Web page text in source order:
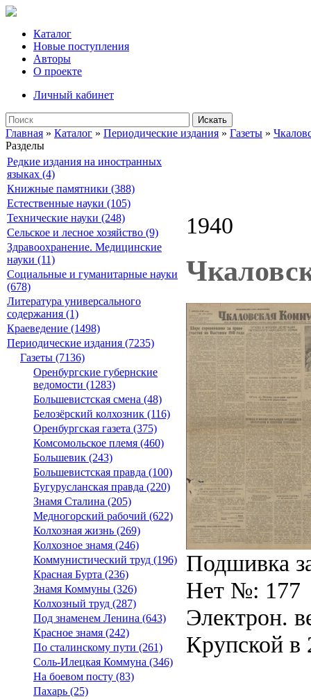
Каталог
Новые поступления
Авторы
О проекте
Личный кабинет
Искать
Главная » Каталог » Периодические издания » Газеты »
Разделы
Редкие издания на иностранных
языках (4)
Книжные памятники (388)
Естественные науки (105)
Технические науки (248)
Сельское и лесное хозяйство (9)
Здравоохранение. Медицинские
науки (11)
Социальные и гуманитарные науки
(678)
Литература универсального
содержания (1)
Краеведение (1498)
Периодические издания (7235)
Газеты (7136)
Оренбургские губернские
ведомости (1283)
Большевистская смена (48)
Белозёрский колхозник (116)
Оренбургская газета (375)
Комсомольское племя (460)
Большевик (243)
Большевистская правда (100)
Бугурусланская правда (220)
Знамя Сталина (205)
Медногорский рабочий (622)
Колхозная жизнь (269)
Колхозное знамя (246)
Коммунистический труд (196)
Красная Бурта (236)
Знамя Коммуны (326)
Колхозный труд (287)
Под знаменем Ленина (643)
Красное знамя (242)
По сталинскому пути (261)
Соль-Илецкая Коммуна (346)
На боевом посту (83)
Пахарь (25)
1940
Подшивка
Нет №: 177
Электрон.
Крупской в